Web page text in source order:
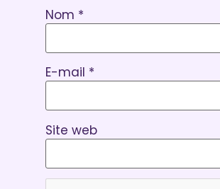
Nom *
E-mail *
Site web